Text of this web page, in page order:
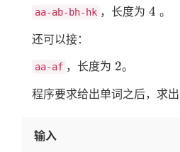
aa-ab-bh-hk ，长度为 4
4 。
还可以接：
aa-af ，长度为 2
2。
程序要求给出单词之后，求出
输入